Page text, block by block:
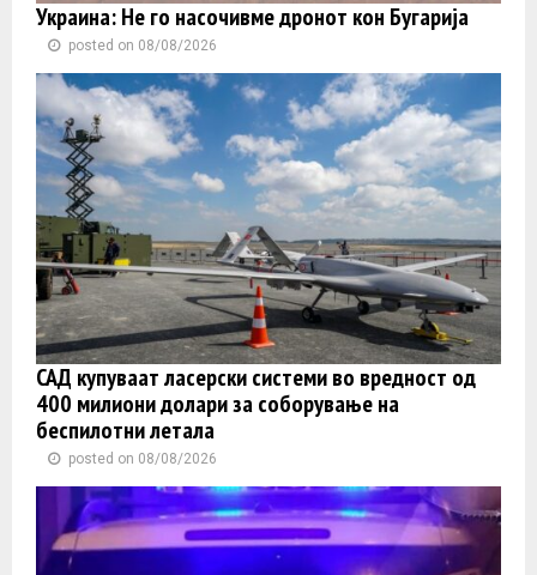
Украина: Не го насочивме дронот кон Бугарија
posted on 08/08/2026
САД купуваат ласерски системи во вредност од
400 милиони долари за соборување на
беспилотни летала
posted on 08/08/2026